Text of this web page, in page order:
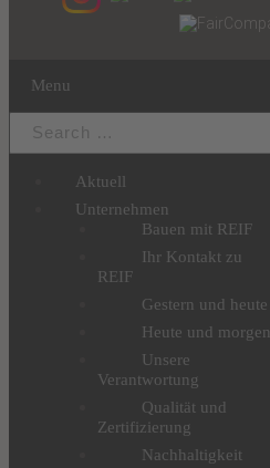
Menu
Aktuell
Unternehmen
Bauen mit REIF
Ihr Kontakt zu
REIF
Gestern und heute
Heute und morgen
Unsere
Verantwortung
Qualität und
Zertifizierung
Nachhaltigkeit